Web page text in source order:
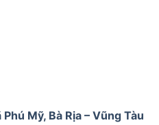
Mỹ, Bà Rịa – Vũng Tàu